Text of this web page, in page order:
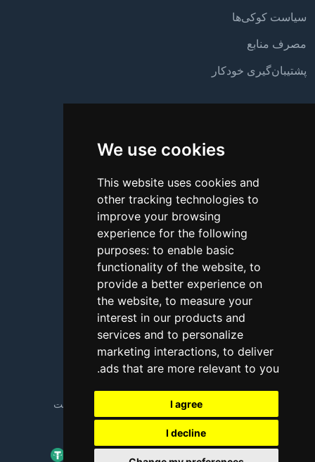
We use cookies
This website uses cookies and
other tracking technologies to
improve your browsing
experience for the following
purposes: to enable basic
functionality of the website, to
provide a better experience on
the website, to measure your
interest in our products and
services and to personalize
marketing interactions, to deliver
ads that are more relevant to you
.
I agree
I decline
سیاست کوکی‌ها
مصرف منابع
پشتیبان‌گیری خودکار
تماس با ما
سؤالات متداول
روش‌های پرداخت
گزارش سوءاستفاده
Copyright © 2018 - 2026 کلیه حقوق محفوظ است